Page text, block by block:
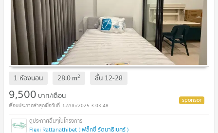
1 ห้องนอน 28.0m2 ชั้น 12-28
9,500 บาท/เดือน
12/06/2025 3:03:48
Flexi Rattanathibet (เฟล็กซี่ รัตนาธิเบศร์ )